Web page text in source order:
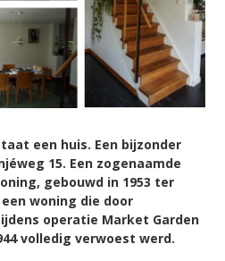
een huis. Een bijzonder
15. Een zogenaamde
gebouwd in 1953 ter
woning die door
operatie Market Garden
volledig verwoest werd.